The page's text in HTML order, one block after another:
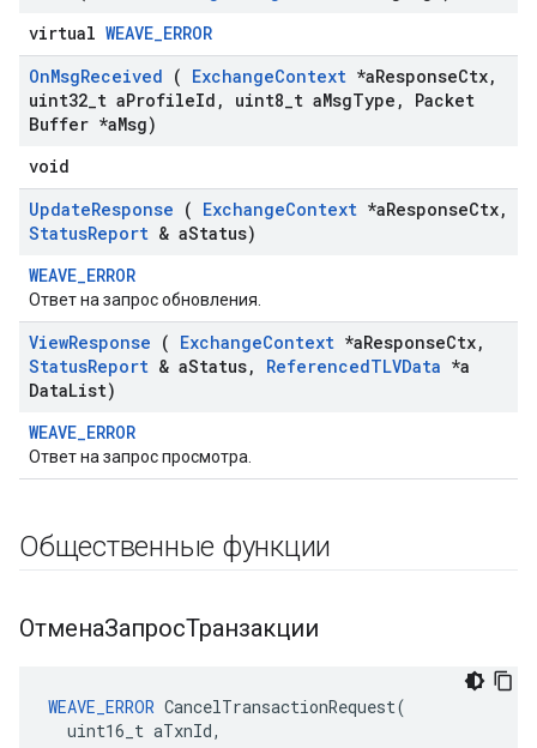
virtual WEAVE_ERROR
OnMsgReceived ( ExchangeContext *aResponseCtx,
uint32 t aProfileId , uint8 t aMsgType ,
Packet
Buffer *aMsg)
void
UpdateResponse ( ExchangeContext *aResponseCtx,
StatusReport & aStatus)
WEAVE_ERROR
Ответ на запрос обновления.
ViewResponse ( ExchangeContext *aResponseCtx,
StatusReport & aStatus, ReferencedTLVData *a
DataList)
WEAVE_ERROR
Ответ на запрос просмотра.
Общественные функции
ОтменаЗапросТранзакции
WEAVE_ERROR CancelTransactionRequest(
  uint16_t aTxnId,